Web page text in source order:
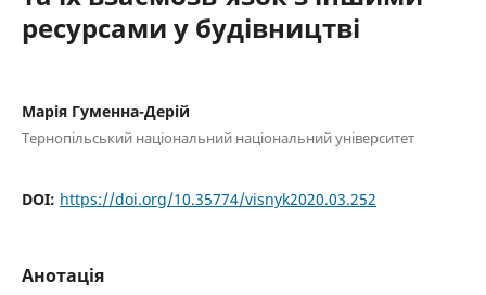
ресурсами у будівництві
Марія Гуменна-Дерій
Тернопільський національний національний університет
DOI: https://doi.org/10.35774/visnyk2020.03.252
Анотація